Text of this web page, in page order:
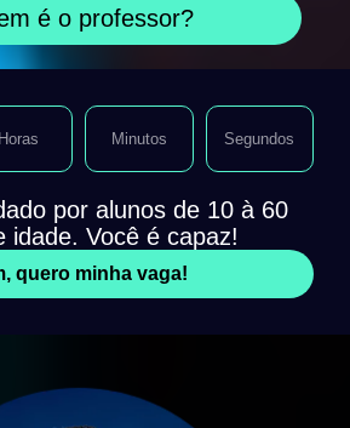
é o professor?
por alunos de 10 à 60
idade. Você é capaz!
quero minha vaga!
Horas Minutos Segundos